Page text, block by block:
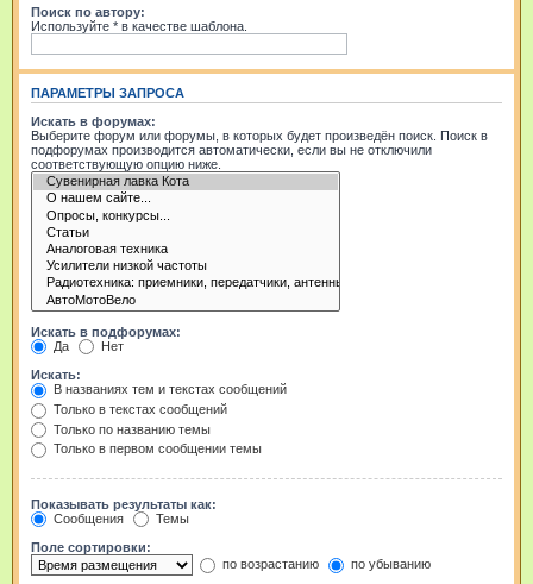
Поиск по автору:
Используйте * в качестве шаблона.
ПАРАМЕТРЫ ЗАПРОСА
Искать в форумах:
Выберите форум или форумы, в которых будет произведён поиск. Поиск в
подфорумах производится автоматически, если вы не отключили
соответствующую опцию ниже.
Искать в подфорумах:
Да
Нет
Искать:
В названиях тем и текстах сообщений
Только в текстах сообщений
Только по названию темы
Только в первом сообщении темы
Показывать результаты как:
Сообщения
Темы
Поле сортировки:
по возрастанию
по убыванию